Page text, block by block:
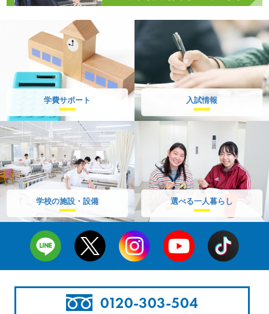
学費サポート 入試情報
学校の施設・設備 選べる一人暮らし
0120-303-504